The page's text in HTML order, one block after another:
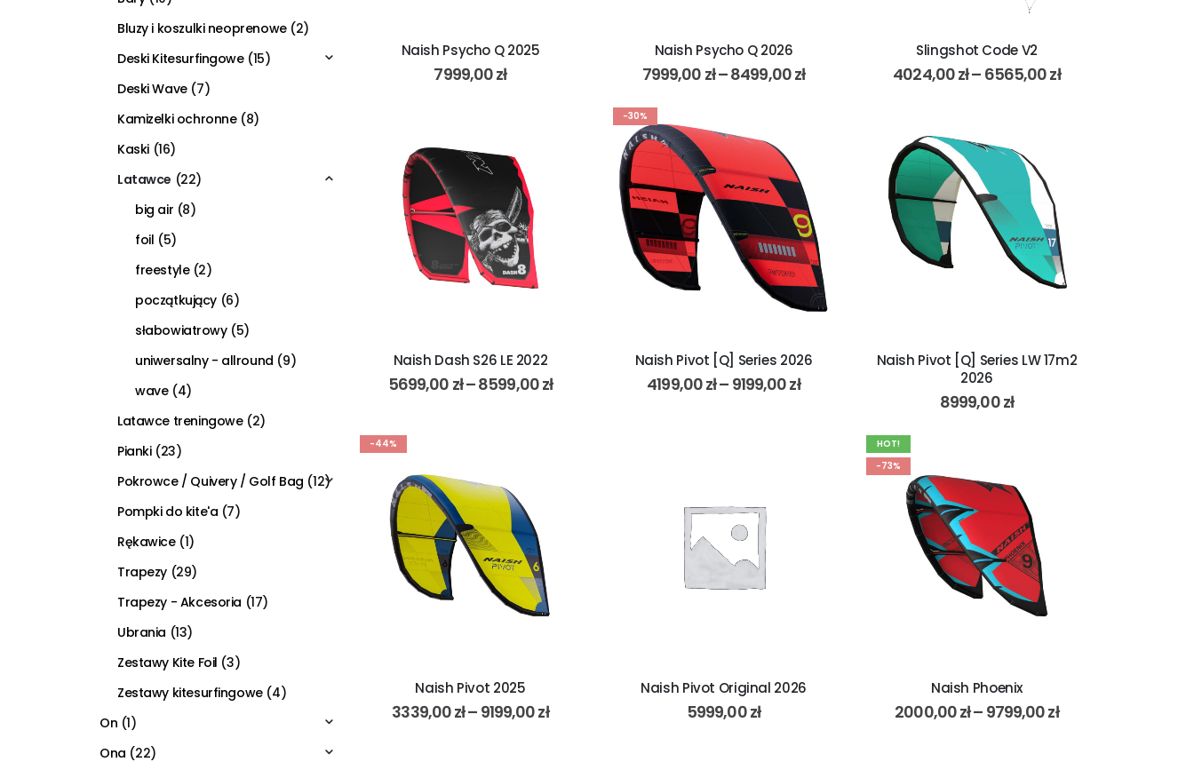
Naish Psycho Q 2025
7999,00zł
Naish Psycho Q 2026
7999,00 zł–8499,00zł
Slingshot Code V2
4024,00zł– 6565,00zł
Naish Dash S26 LE 2022
5699,00 zł–8599,00zł
-30%
Naish Pivot [Q] Series 2026
4199,00zł– 9199,00zł
Naish Pivot [Q] Series LW 17m2
2026
8999,00zł
-44%
Naish Pivot 2025
3339,00zł– 9199,00zł
Naish Pivot Original 2026
5999,00zł
HOT!
-73%
Naish Phoenix
2000,00zł– 9799,00zł
Bluzy i koszulki neoprenowe (2)
Deski Kitesurfingowe (15)
Deski Wave (7)
Kamizelki ochronne (8)
Kaski (16)
Latawce (22)
big air (8)
foil (5)
freestyle (2)
początkujący (6)
słabowiatrowy (5)
uniwersalny - allround (9)
wave (4)
Latawce treningowe (2)
Pianki (23)
Pokrowce / Quivery / Golf Bag (12)
Pompki do kite'a (7)
Rękawice (1)
Trapezy (29)
Trapezy - Akcesoria (17)
Ubrania (13)
Zestawy Kite Foil (3)
Zestawy kitesurfingowe (4)
On (1)
Ona (22)